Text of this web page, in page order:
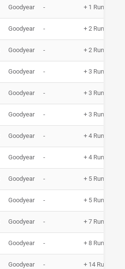
Goodyear - + 1 Runde
Goodyear - + 2 Runden
Goodyear - + 2 Runden
Goodyear - + 3 Runden
Goodyear - + 3 Runden
Goodyear - + 3 Runden
Goodyear - + 4 Runden
Goodyear - + 4 Runden
Goodyear - + 5 Runden
Goodyear - + 5 Runden
Goodyear - + 7 Runden
Goodyear - + 8 Runden
Goodyear - + 14 Runden